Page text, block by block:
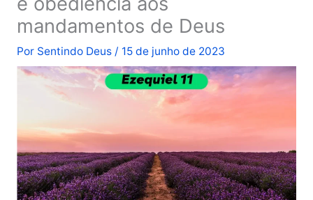
mandamentos de Deus
Por Sentindo Deus / 15 de junho de 2023